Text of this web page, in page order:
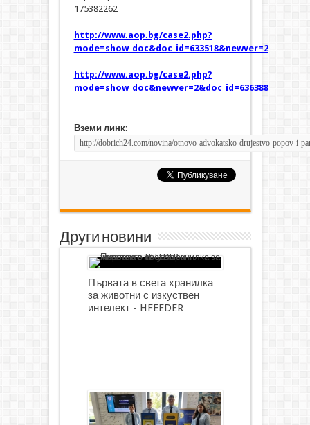
175382262
http://www.aop.bg/case2.php?
mode=show_doc&doc_id=633518&newver=2
http://www.aop.bg/case2.php?
mode=show_doc&newver=2&doc_id=636388
Вземи линк:
Други новини
Първата в света хранилка
за животни с изкуствен
интелект - HFEEDER